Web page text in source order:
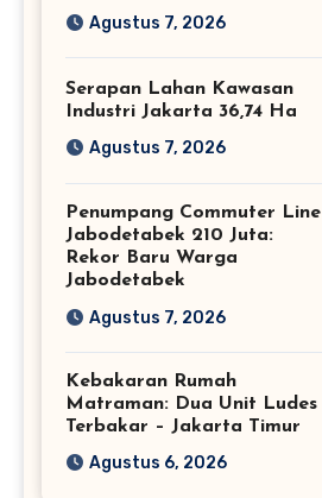
Agustus 7, 2026
Serapan Lahan Kawasan
Industri Jakarta 36,74 Ha
Agustus 7, 2026
Penumpang Commuter Line
Jabodetabek 210 Juta:
Rekor Baru Warga
Jabodetabek
Agustus 7, 2026
Kebakaran Rumah
Matraman: Dua Unit Ludes
Terbakar – Jakarta Timur
Agustus 6, 2026